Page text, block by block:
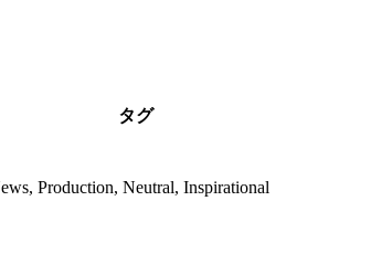
タグ
Production, Neutral, Inspirational